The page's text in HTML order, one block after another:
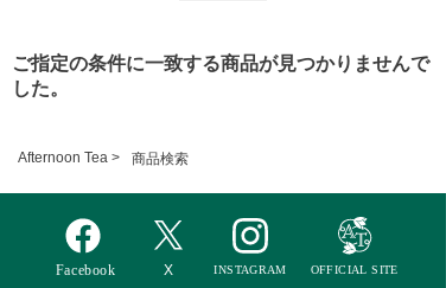
ご指定の条件に一致する商品が見つかりませんで
した。
Afternoon Tea > 商品検索